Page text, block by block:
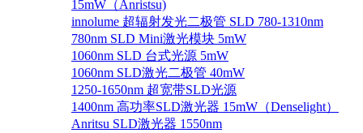
15mW（Anristsu)
innolume 超辐射发光二极管 SLD 780-1310nm
780nm SLD Mini激光模块 5mW
1060nm SLD 台式光源 5mW
1060nm SLD激光二极管 40mW
1250-1650nm 超宽带SLD光源
1400nm 高功率SLD激光器 15mW（Denselight）
Anritsu SLD激光器 1550nm